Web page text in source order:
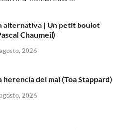
alternativa | Un petit boulot
Chaumeil)
2026
herencia del mal (Toa Stappard)
2026